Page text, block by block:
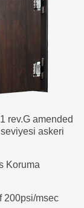
rev.G amended
askeri
Koruma
200psi/msec